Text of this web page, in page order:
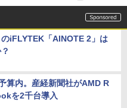
iFLYTEK「AINOTE 2」は
算内。産経新聞社がAMD R
を2千台導入